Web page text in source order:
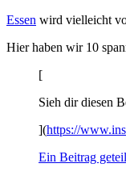
Essen wird vielleicht
Hier haben wir 10
[
Sieh dir diesen
](https://
Ein Beitrag